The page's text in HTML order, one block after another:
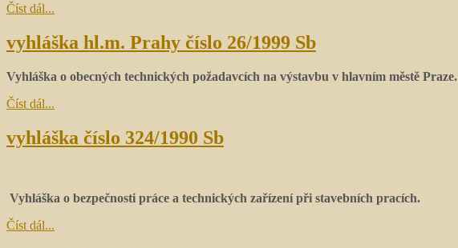
Číst dál...
vyhláška hl.m. Prahy číslo 26/1999 Sb
Vyhláška o obecných technických požadavcích na výstavbu v hlavním městě Praze.
Číst dál...
vyhláška číslo 324/1990 Sb
Vyhláška o bezpečnosti práce a technických zařízení při stavebních pracích.
Číst dál...